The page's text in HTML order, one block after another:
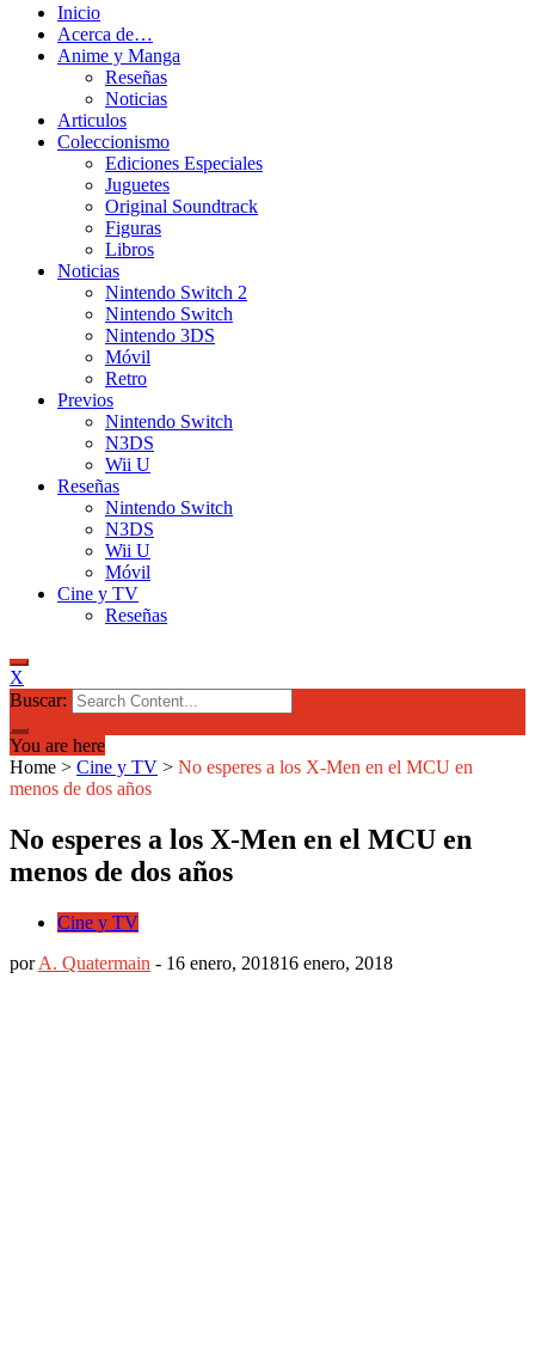
Inicio
Acerca de…
Anime y Manga
Reseñas
Noticias
Articulos
Coleccionismo
Ediciones Especiales
Juguetes
Original Soundtrack
Figuras
Libros
Noticias
Nintendo Switch 2
Nintendo Switch
Nintendo 3DS
Móvil
Retro
Previos
Nintendo Switch
N3DS
Wii U
Reseñas
Nintendo Switch
N3DS
Wii U
Móvil
Cine y TV
Reseñas
X
Buscar:
You are here
Home > Cine y TV > No esperes a los X-Men en el MCU en
menos de dos años
No esperes a los X-Men en el MCU en
menos de dos años
Cine y TV
porA. Quatermain - 16 enero, 201816 enero, 2018